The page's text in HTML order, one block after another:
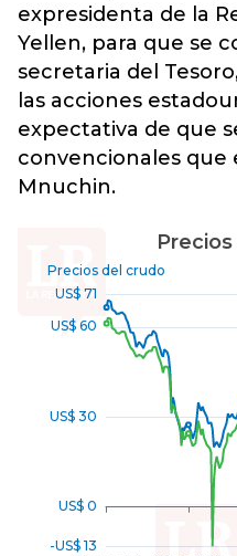
expresidenta de la
Yellen, para que se
secretaria del
las acciones
expectativa de que
convencionales que
Mnuchin.